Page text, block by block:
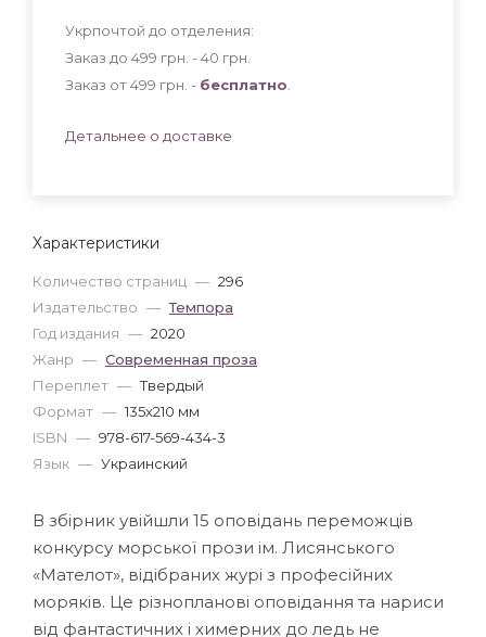
Характеристики
Количество страниц — 296
Издательство — Темпора
Год издания — 2020
Жанр — Современная проза
Переплет — Твердый
Формат — 135x210 мм
ISBN — 978-617-569-434-3
Язык — Украинский
Укрпочтой до отделения:
Заказ до 499 грн. - 40 грн
Заказ от 499 грн. - бесплатно
Детальнее о доставке
В збірник увійшли 15 оповідань переможців
конкурсу морської прози ім. Лисянського
«Мателот», відібраних журі з професійних
моряків. Це різнопланові оповідання та нариси
від фантастичних і химерних до ледь не